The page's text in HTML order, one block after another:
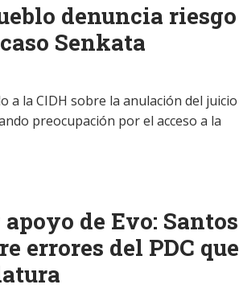
denuncia riesgo
Senkata
a la CIDH sobre la anulación del juicio
preocupación por el acceso a la
de Evo: Santos
errores del PDC que